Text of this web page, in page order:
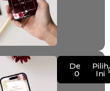
Demo
008
Pilih
Ini